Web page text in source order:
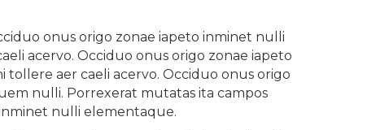
onus origo zonae iapeto inminet nulli
acervo. Occiduo onus origo zonae iapeto
aer caeli acervo. Occiduo onus origo
nulli. Porrexerat mutatas ita campos
nulli elementaque.